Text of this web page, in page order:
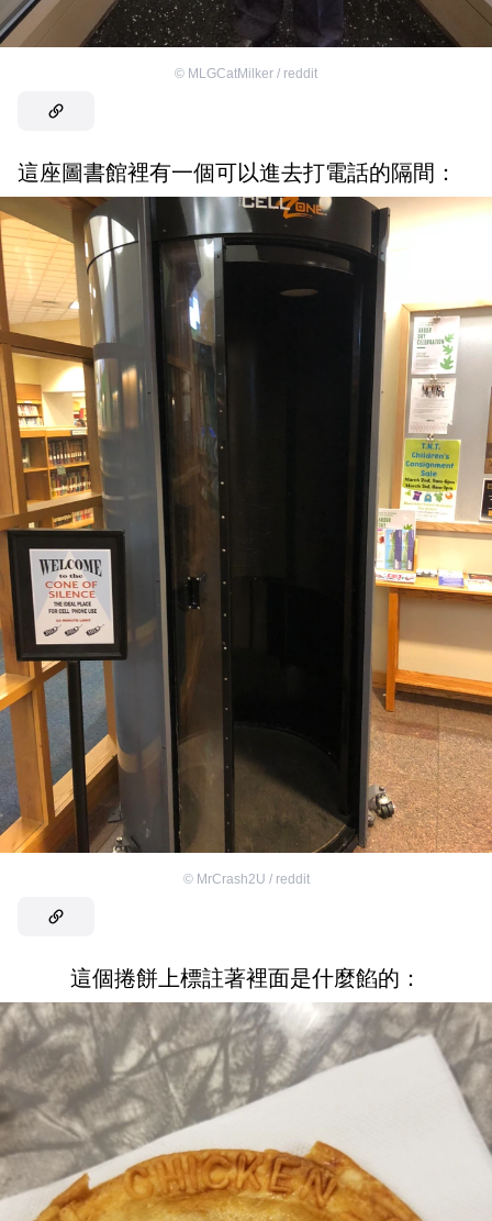
© MLGCatMilker / reddit
這座圖書館裡有一個可以進去打電話的隔間：
© MrCrash2U / reddit
這個捲餅上標註著裡面是什麼餡的：